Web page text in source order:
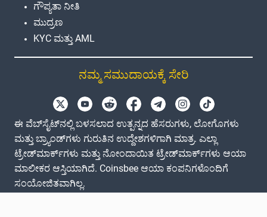
ಗೌಪ್ಯತಾ ನೀತಿ
ಮುದ್ರಣ
KYC ಮತ್ತು AML
ನಮ್ಮ ಸಮುದಾಯಕ್ಕೆ ಸೇರಿ
ಈ ವೆಬ್‌ಸೈಟ್‌ನಲ್ಲಿ ಬಳಸಲಾದ ಉತ್ಪನ್ನದ ಹೆಸರುಗಳು, ಲೋಗೊಗಳು
ಮತ್ತು ಬ್ರ್ಯಾಂಡ್‌ಗಳು ಗುರುತಿನ ಉದ್ದೇಶಗಳಿಗಾಗಿ ಮಾತ್ರ. ಎಲ್ಲಾ
ಟ್ರೇಡ್‌ಮಾರ್ಕ್‌ಗಳು ಮತ್ತು ನೋಂದಾಯಿತ ಟ್ರೇಡ್‌ಮಾರ್ಕ್‌ಗಳು ಆಯಾ
ಮಾಲೀಕರ ಆಸ್ತಿಯಾಗಿದೆ. Coinsbee ಆಯಾ ಕಂಪನಿಗಳೊಂದಿಗೆ
ಸಂಯೋಜಿತವಾಗಿಲ್ಲ.